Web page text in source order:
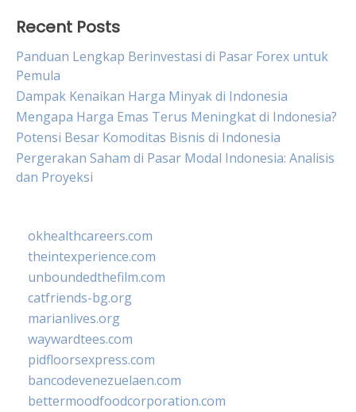
Recent Posts
Panduan Lengkap Berinvestasi di Pasar Forex untuk
Pemula
Dampak Kenaikan Harga Minyak di Indonesia
Mengapa Harga Emas Terus Meningkat di Indonesia?
Potensi Besar Komoditas Bisnis di Indonesia
Pergerakan Saham di Pasar Modal Indonesia: Analisis
dan Proyeksi
okhealthcareers.com
theintexperience.com
unboundedthefilm.com
catfriends-bg.org
marianlives.org
waywardtees.com
pidfloorsexpress.com
bancodevenezuelaen.com
bettermoodfoodcorporation.com